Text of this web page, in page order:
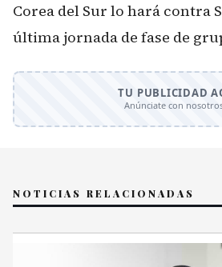
Corea del Sur lo hará contra
última jornada de fase de
TU PUBLICIDAD
Anúnciate con
NOTICIAS RELACIONADAS